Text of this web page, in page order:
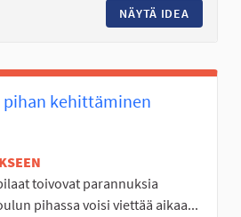
NÄYTÄ IDEA
kehittäminen
toivovat parannuksia
pihassa voisi viettää aikaa...